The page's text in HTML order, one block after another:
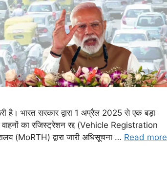
है। भारत सरकार द्वारा 1 अप्रैल 2025 से एक बड़ा
का रजिस्ट्रेशन रद्द (Vehicle Registration
(MoRTH) द्वारा जारी अधिसूचना … Read more